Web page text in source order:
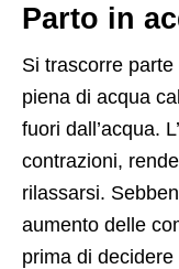
Parto in
Si trascorre parte
piena di acqua
fuori dall’acqua.
contrazioni,
rilassarsi.
aumento delle
prima di decidere